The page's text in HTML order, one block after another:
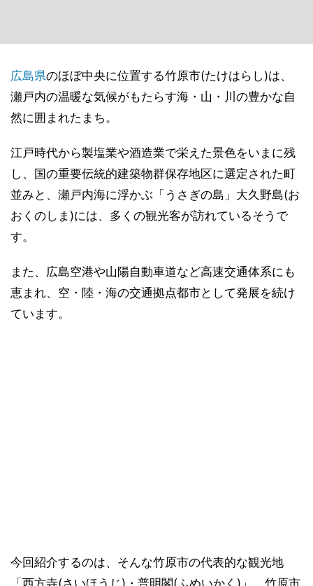
広島県のほぼ中央に位置する竹原市(たけはらし)は、
瀬戸内の温暖な気候がもたらす海・山・川の豊かな自
然に囲まれたまち。
江戸時代から製塩業や酒造業で栄えた景色をいまに残
し、国の重要伝統的建築物群保存地区に選定された町
並みと、瀬戸内海に浮かぶ「うさぎの島」大久野島(お
おくのしま)には、多くの観光客が訪れているそうで
す。
また、広島空港や山陽自動車道など高速交通体系にも
恵まれ、空・陸・海の交通拠点都市として発展を続け
ています。
今回紹介するのは、そんな竹原市の代表的な観光地
「西方寺(さいほうじ)・普明閣(ふめいかく)」。竹原市